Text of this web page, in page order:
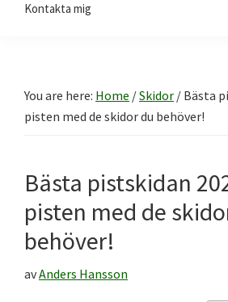
tips
ditt
friluftsliv!
Kontakta mig
You are here: Home /Skidor / Bästa
pisten med de skidor du behöver!
Bästa pistskidan
pisten med de
behöver!
avAnders Hansson